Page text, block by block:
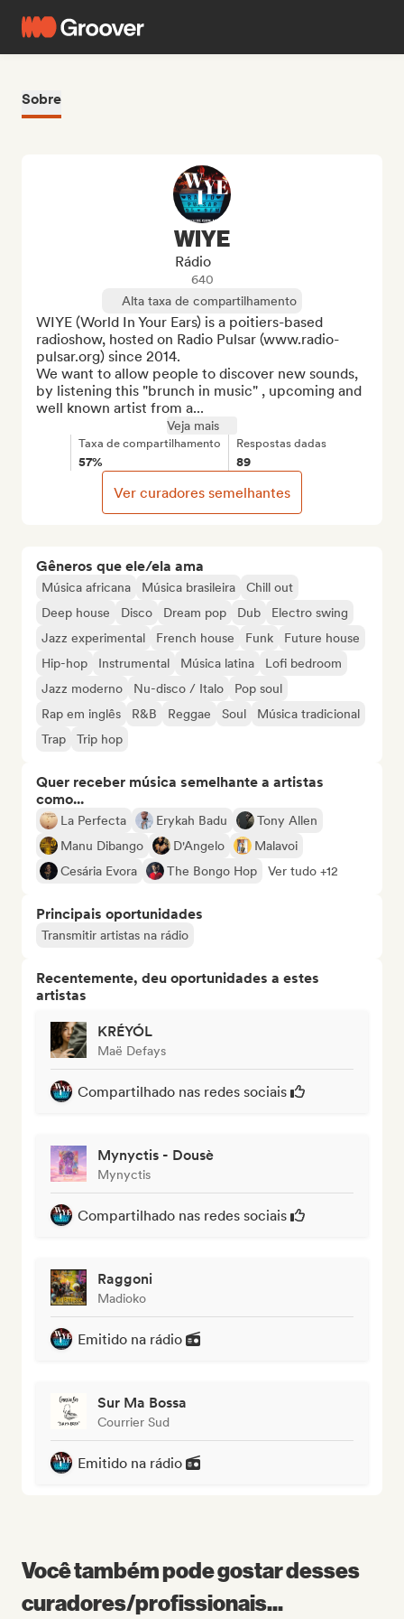
Sobre
Gêneros que ele/ela ama
Música africana Música brasileira
Chill out
Deep house
Disco Dream pop Dub
Electro swing
Jazz experimental
French house Funk
Future house
Hip-hop
Instrumental Música latina
Lofi bedroom
Jazz moderno
Nu-disco / Italo
Pop soul
Rap em inglês
R&B Reggae Soul
Música tradicional
Trap
Trip hop
Quer receber música semelhante a artistas
como...
La Perfecta Erykah Badu
Tony Allen
Manu Dibango
D'Angelo
Malavoi
Cesária Evora
The Bongo Hop Ver tudo +12
Principais oportunidades
Transmitir artistas na rádio
Recentemente, deu oportunidades a estes
artistas
KRÉYÓL
Maë Defays
Compartilhado nas redes sociais
Mynyctis - Dousè
Mynyctis
Compartilhado nas redes sociais
Raggoni
Madioko
Emitido na rádio
Sur Ma Bossa
Courrier Sud
Emitido na rádio
WIYE
Rádio
640
Alta taxa de compartilhamento
WIYE (World In Your Ears) is a poitiers-based
radioshow, hosted on Radio Pulsar (www.radio-
pulsar.org) since 2014.
We want to allow people to discover new sounds,
by listening this "brunch in music" , upcoming and
well known artist from a...
Veja mais
Taxa de compartilhamento
57%
Respostas dadas
89
Ver curadores semelhantes
Você também pode gostar desses
curadores/profissionais...